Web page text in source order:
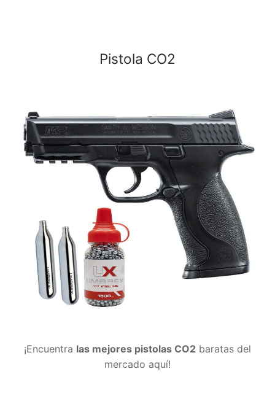
Pistola CO2
¡Encuentra las mejores pistolas CO2 baratas del
mercado aquí!